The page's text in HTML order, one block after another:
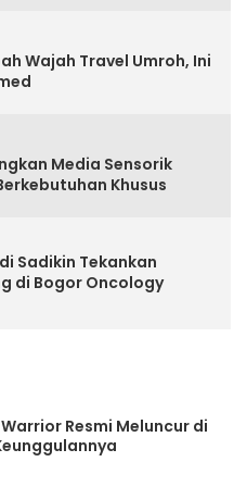
Wajah Travel Umroh, Ini
Media Sensorik
Khusus
Sadikin Tekankan
di Bogor Oncology
Resmi Meluncur di